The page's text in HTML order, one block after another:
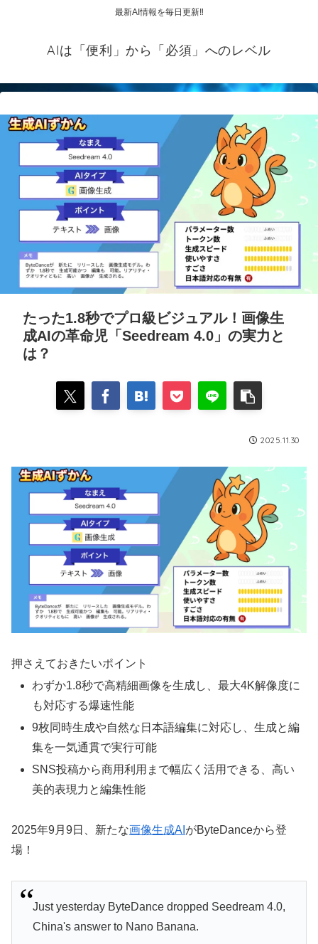
最新AI情報を毎日更新‼
AIは「便利」から「必須」へのレベル
たった1.8秒でプロ級ビジュアル！画像生
成AIの革命児「Seedream 4.0」の実力と
は？
2025.11.30
押さえておきたいポイント
わずか1.8秒で高精細画像を生成し、最大4K解像度に
も対応する爆速性能
9枚同時生成や自然な日本語編集に対応し、生成と編
集を一気通貫で実行可能
SNS投稿から商用利用まで幅広く活用できる、高い
美的表現力と編集性能
2025年9月9日、新たな画像生成AI がByteDanceから登
場！
Just yesterday ByteDance dropped Seedream 4.0,
China's answer to Nano Banana.